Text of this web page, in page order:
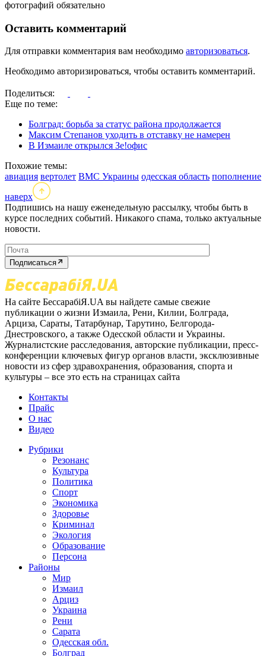
фотографий обязательно
Оставить комментарий
Для отправки комментария вам необходимо авторизоваться.
Необходимо авторизироваться, чтобы оставить комментарий.
Поделиться:
Еще по теме:
Болград: борьба за статус района продолжается
Максим Степанов уходить в отставку не намерен
В Измаиле открылся Зе!офис
Похожие темы:
авиация вертолет ВМС Украины одесская область пополнение
наверх
Подпишись на нашу еженедельную рассылку, чтобы быть в
курсе последних событий. Никакого спама, только актуальные
новости.
Подписаться
На сайте БессарабіЯ.UA вы найдете самые свежие
публикации о жизни Измаила, Рени, Килии, Болграда,
Арциза, Сараты, Татарбунар, Тарутино, Белгорода-
Днестровского, а также Одесской области и Украины.
Журналистские расследования, авторские публикации, пресс-
конференции ключевых фигур органов власти, эксклюзивные
новости из сфер здравохранения, образования, спорта и
культуры – все это есть на страницах сайта
Контакты
Прайс
О нас
Видео
Рубрики
Резонанс
Культура
Политика
Спорт
Экономика
Здоровье
Криминал
Экология
Образование
Персона
Районы
Мир
Измаил
Арциз
Украина
Рени
Сарата
Одесская обл.
Болград